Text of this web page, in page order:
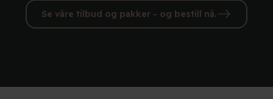
Se våre tilbud og pakker - og bestill nå.